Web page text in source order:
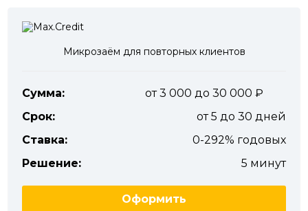
Микрозаём для повторных клиентов
Сумма:
от 3 000 до 30 000
Срок:
от 5 до 30 дней
Ставка:
0-292% годовых
Решение:
5 минут
Оформить